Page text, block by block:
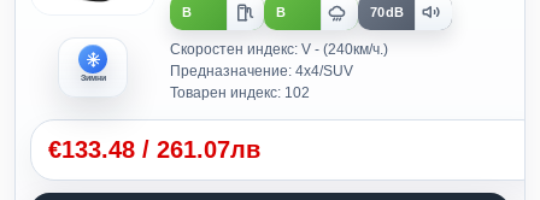
Зимни
B B 70dB
Скоростен индекс: V - (240км/ч.)
Предназначение: 4x4/SUV
Товарен индекс: 102
€133.48 / 261.07лв